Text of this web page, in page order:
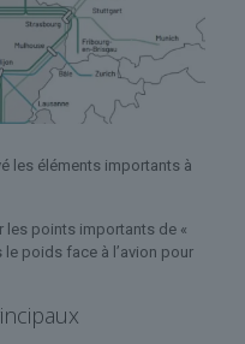
les éléments importants à
les points importants de «
poids face à l’avion pour